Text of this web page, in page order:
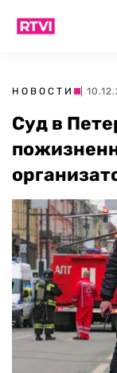
НОВОСТИ |
Суд в